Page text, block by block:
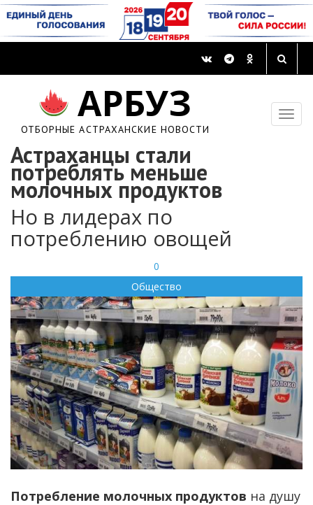
АРБУЗ
ОТБОРНЫЕ АСТРАХАНСКИЕ НОВОСТИ
Астраханцы стали
потреблять меньше
молочных продуктов
Но в лидерах по
потреблению овощей
0
Общество
Потребление молочных продуктов на душу